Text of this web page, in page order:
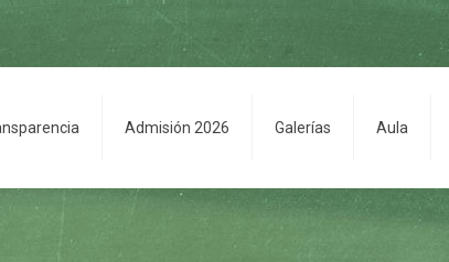
Admisión 2026 Galerías Aula